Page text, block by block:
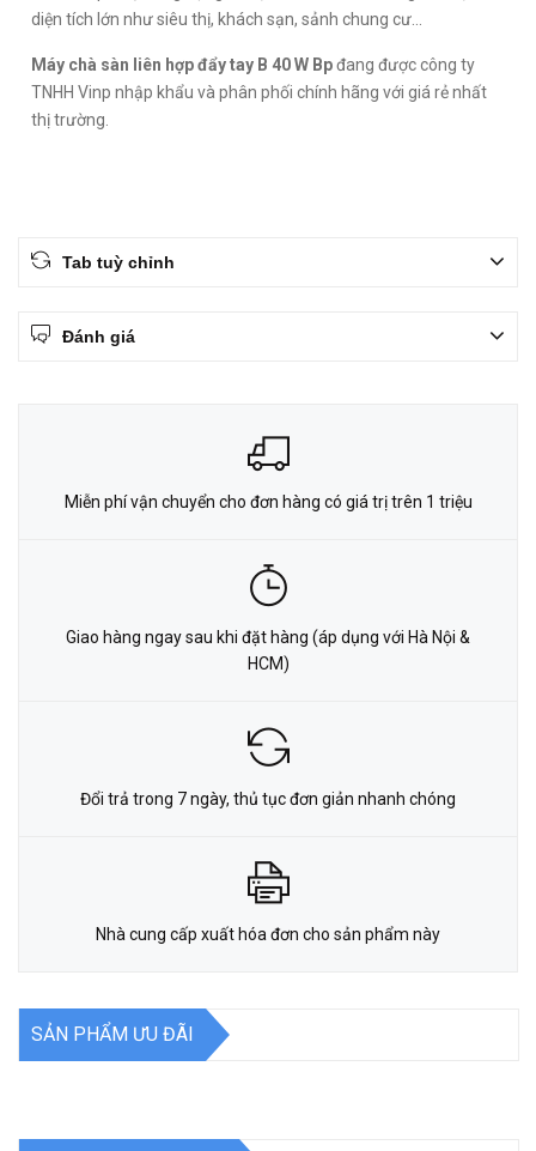
diện tích lớn như siêu thị, khách sạn, sảnh chung cư...
Máy chà sàn liên hợp đẩy tay B 40 W Bpđang được công ty
TNHH Vinp nhập khẩu và phân phối chính hãng với giá rẻ nhất
thị trường.
Tab tuỳ chỉnh
Đánh giá
Miễn phí vận chuyển cho đơn hàng có giá trị trên 1 triệu
Giao hàng ngay sau khi đặt hàng (áp dụng với Hà Nội &
HCM)
Đổi trả trong 7 ngày, thủ tục đơn giản nhanh chóng
Nhà cung cấp xuất hóa đơn cho sản phẩm này
SẢN PHẨM ƯU ĐÃI